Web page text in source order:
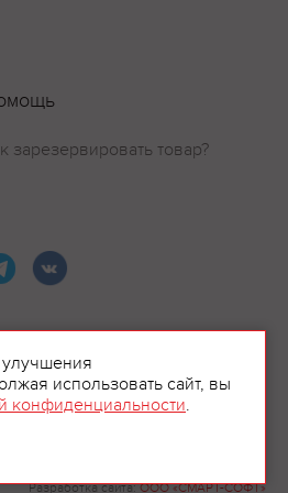
Разработка сайта:ООО «СМАРТ-СОФТ»
зарезервировать товар?
улучшения
использовать сайт, вы
конфиденциальности.